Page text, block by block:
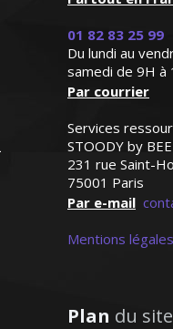
Diplômé
01 82 83 25 99
Du lundi au
samedi de 9H à
Par courrier
Services
STOODY by
231 rue Saint-
75001 Paris
Par e-mail
Mentions légales
Plan du site